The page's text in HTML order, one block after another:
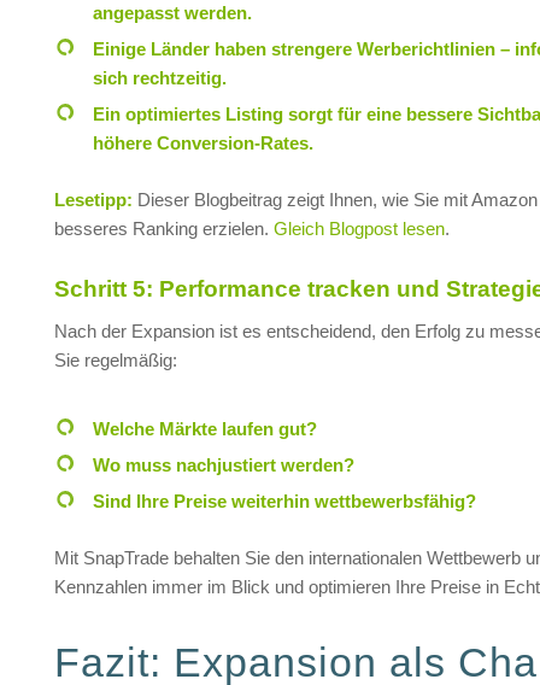
angepasst werden.
Einige Länder haben strengere Werberichtlinien –
sich rechtzeitig.
Ein optimiertes Listing sorgt für eine bessere
höhere Conversion-Rates.
Lesetipp: Dieser Blogbeitrag zeigt Ihnen, wie Sie mit
besseres Ranking erzielen. Gleich Blogpost lesen.
Schritt 5: Performance tracken und
Nach der Expansion ist es entscheidend, den Erfolg zu
Sie regelmäßig:
Welche Märkte laufen gut?
Wo muss nachjustiert werden?
Sind Ihre Preise weiterhin wettbewerbsfähig?
Mit SnapTrade behalten Sie den internationalen Wettbewerb
Kennzahlen immer im Blick und optimieren Ihre Preise in
Fazit: Expansion als